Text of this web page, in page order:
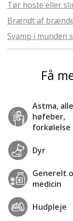
Tør hoste eller
Brændt af
Svamp i munden
Få
Astma,
høfeber,
forkølelse
Dyr
Generelt
medicin
Hudpleje